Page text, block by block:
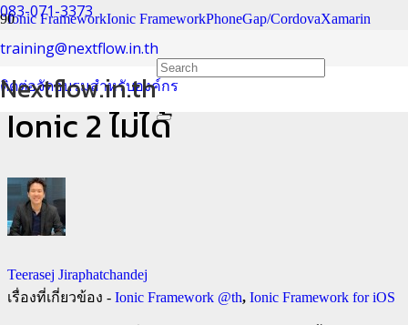
083-071-3373
training@nextflow.in.th
ติดต่อจัดอบรมสำหรับองค์กร
Nextflow.in.th
Ionic FrameworkIonic FrameworkPhoneGap/CordovaXamarin
วิธีแก้ปัญหารันแอพ iOS ใน
Ionic 2 ไม่ได้
Teerasej Jiraphatchandej
เรื่องที่เกี่ยวข้อง - Ionic Framework @th, Ionic Framework for iOS